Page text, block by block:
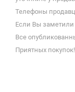
Телефоны
Если Вы
Все
Приятных покупок!